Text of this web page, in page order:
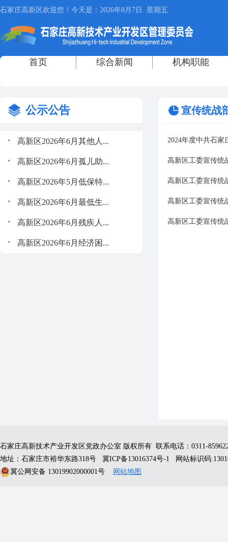
公示公告
. 高新区2026年6月其他人...
. 高新区2026年6月孤儿助...
. 高新区2026年5月低保特...
. 高新区2026年6月最低生...
. 高新区2026年6月残疾人...
. 高新区2026年6月经济困...
宣传统战
2024年度中共石
高新区工委宣传统
高新区工委宣传统
高新区工委宣传统
高新区工委宣传统